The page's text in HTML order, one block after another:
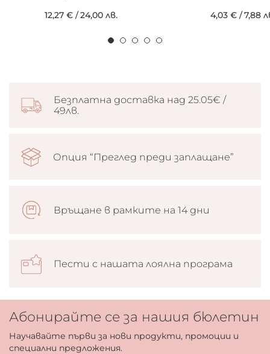
12,27 €/24,00 лв. 4,03 € /7,88
Безплатна доставка над 25.05€ /
49лв.
Опция “Преглед преди заплащане”
Връщане в рамките на 14 дни
Пести с нашата лоялна програма
Абонирайте се за нашия бюлетин
Научавайте първи за нови продукти, промоции и
специални предложения.